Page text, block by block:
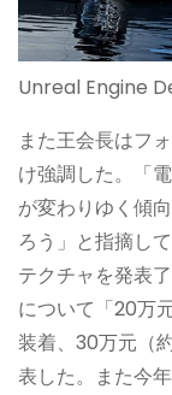
Unreal Engine
また王会長はフ
け強調した。「
が変わりゆく傾
ろう」と指摘し
テクチャを発表
について「20万
装着、30万元（
表した。また今